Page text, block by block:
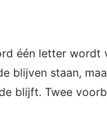
één letter wordt
blijven staan,
blijft. Twee